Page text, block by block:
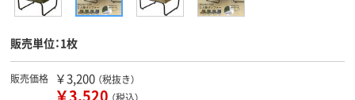
販売単位：1枚
販売価格 ￥3,200 （税抜き）
￥3,520